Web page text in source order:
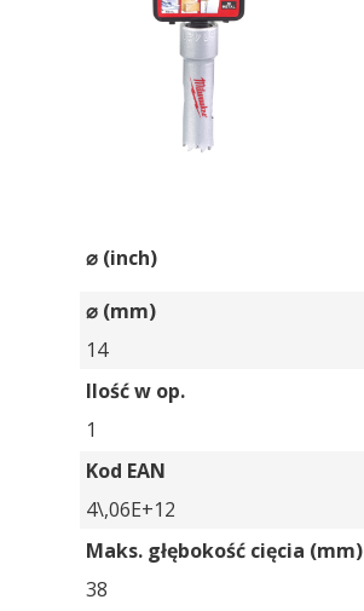
⌀ (inch)
⌀ (mm)
14
Ilość w op.
1
Kod EAN
4\,06E+12
Maks. głębokość cięcia (mm)
38